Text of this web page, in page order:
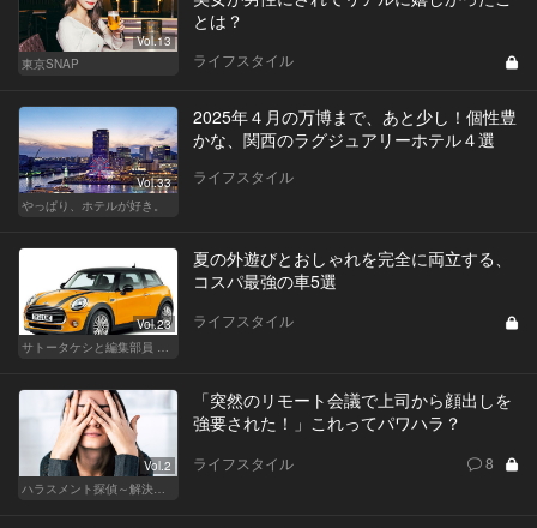
Vol.13
東京SNAP
とは？
ライフスタイル
Vol.33
やっぱり、ホテルが好き。
2025年４月の万博まで、あと少し！個性豊
かな、関西のラグジュアリーホテル４選
ライフスタイル
Vol.23
サトータケシと編集部員 船山の"CAR GENTSへの道"
夏の外遊びとおしゃれを完全に両立する、
コスパ最強の車5選
ライフスタイル
Vol.2
ハラスメント探偵～解決編～
「突然のリモート会議で上司から顔出しを
強要された！」これってパワハラ？
ライフスタイル 8